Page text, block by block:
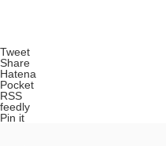
Tweet
Share
Hatena
Pocket
RSS
feedly
Pin it